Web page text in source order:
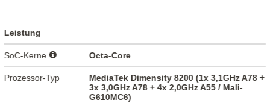
Leistung
SoC-Kerne Octa-Core
Prozessor-Typ
MediaTek Dimensity 8200 (1x 3,1GHz A78 +
3x 3,0GHz A78 + 4x 2,0GHz A55 / Mali-
G610MC6)